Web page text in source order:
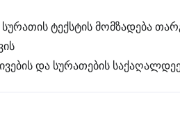
ტექსტის მომზადება
და სურათების